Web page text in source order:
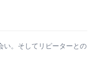
い。そしてリピーターとの